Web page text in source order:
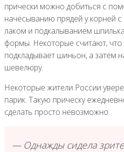
прически можно добиться с
начёсыванию прядей у корней
лаком и подкалыванием
формы. Некоторые считают,
подкладывает шиньон, а затем
шевелюру.
Некоторые жители России
парик. Такую прическу
сделать просто невозможно.
— Однажды сидела